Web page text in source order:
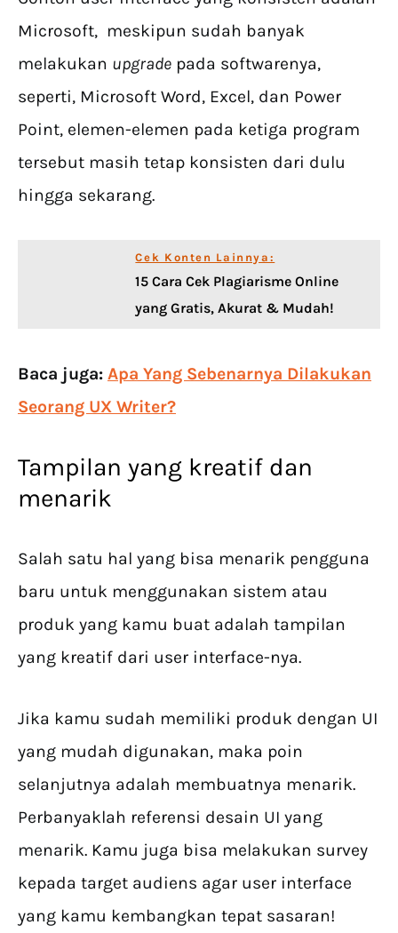
Microsoft, meskipun sudah banyak
melakukan upgrade pada softwarenya,
seperti, Microsoft Word, Excel, dan Power
Point, elemen-elemen pada ketiga program
tersebut masih tetap konsisten dari dulu
hingga sekarang.
Cek Konten Lainnya:
15 Cara Cek Plagiarisme Online
yang Gratis, Akurat & Mudah!
Baca juga: Apa Yang Sebenarnya Dilakukan
Seorang UX Writer?
Tampilan yang kreatif dan
menarik
Salah satu hal yang bisa menarik pengguna
baru untuk menggunakan sistem atau
produk yang kamu buat adalah tampilan
yang kreatif dari user interface-nya.
Jika kamu sudah memiliki produk dengan UI
yang mudah digunakan, maka poin
selanjutnya adalah membuatnya menarik.
Perbanyaklah referensi desain UI yang
menarik. Kamu juga bisa melakukan survey
kepada target audiens agar user interface
yang kamu kembangkan tepat sasaran!